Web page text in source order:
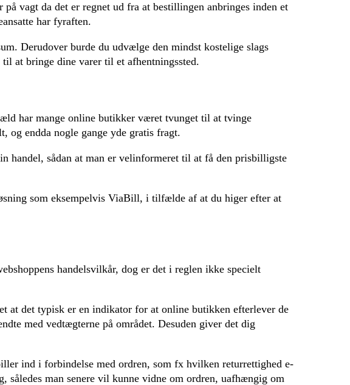
vagt da det er regnet ud fra at bestillingen anbringes inden et
har fyraften.
Derudover burde du udvælge den mindst kostelige slags
at bringe dine varer til et afhentningssted.
har mange online butikker været tvunget til at tvinge
og endda nogle gange yde gratis fragt.
sådan at man er velinformeret til at få den prisbilligste
som eksempelvis ViaBill, i tilfælde af at du higer efter at
handelsvilkår, dog er det i reglen ikke specielt
at det typisk er en indikator for at online butikken efterlever de
med vedtægterne på området. Desuden giver det dig
ind i forbindelse med ordren, som fx hvilken returrettighed e-
således man senere vil kunne vidne om ordren, uafhængig om